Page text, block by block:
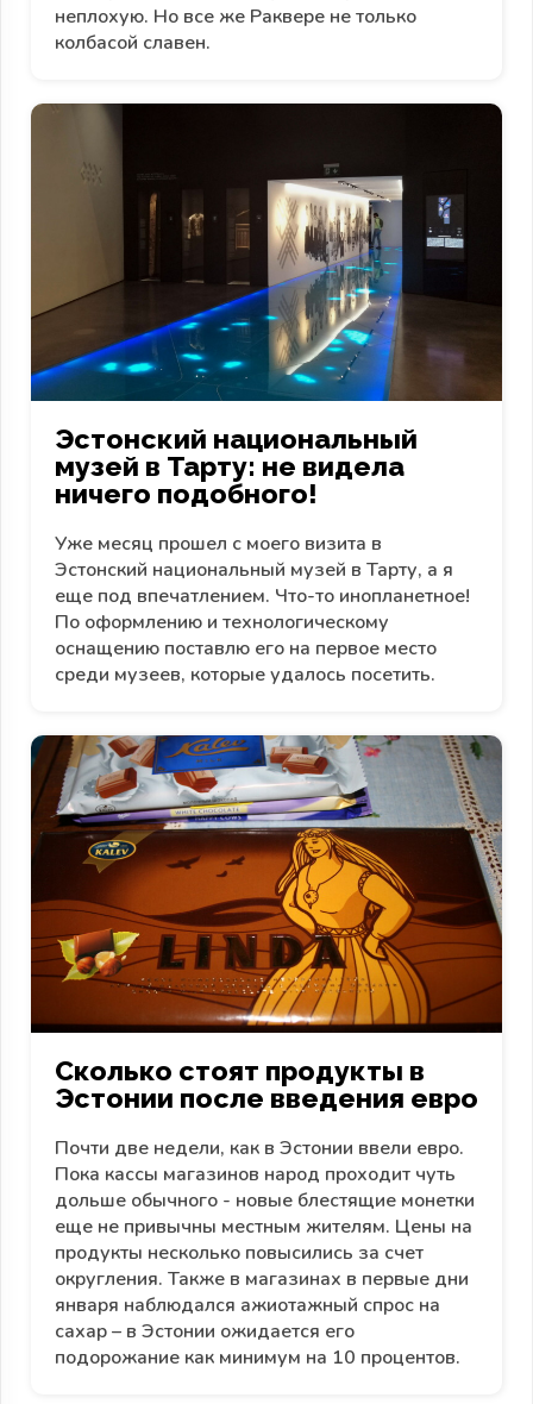
неплохую. Но все же Раквере не только
колбасой славен.
Эстонский национальный
музей в Тарту: не видела
ничего подобного!
Уже месяц прошел с моего визита в
Эстонский национальный музей в Тарту, а я
еще под впечатлением. Что-то инопланетное!
По оформлению и технологическому
оснащению поставлю его на первое место
среди музеев, которые удалось посетить.
Сколько стоят продукты в
Эстонии после введения евро
Почти две недели, как в Эстонии ввели евро.
Пока кассы магазинов народ проходит чуть
дольше обычного - новые блестящие монетки
еще не привычны местным жителям. Цены на
продукты несколько повысились за счет
округления. Также в магазинах в первые дни
января наблюдался ажиотажный спрос на
сахар – в Эстонии ожидается его
подорожание как минимум на 10 процентов.